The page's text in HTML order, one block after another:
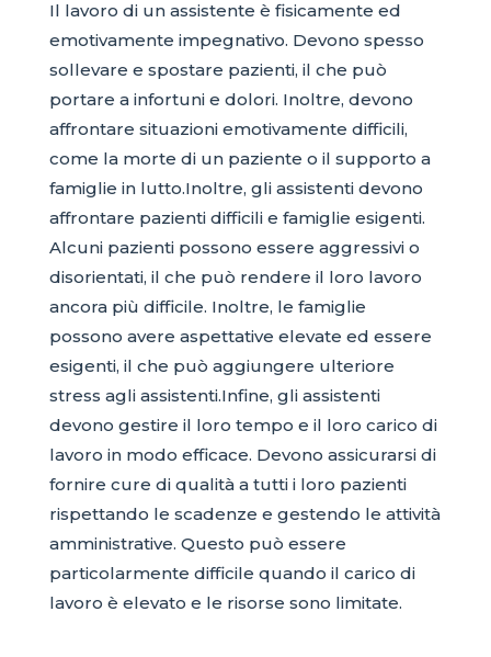
Il lavoro di un assistente è fisicamente ed
emotivamente impegnativo. Devono spesso
sollevare e spostare pazienti, il che può
portare a infortuni e dolori. Inoltre, devono
affrontare situazioni emotivamente difficili,
come la morte di un paziente o il supporto a
famiglie in lutto.Inoltre, gli assistenti devono
affrontare pazienti difficili e famiglie esigenti.
Alcuni pazienti possono essere aggressivi o
disorientati, il che può rendere il loro lavoro
ancora più difficile. Inoltre, le famiglie
possono avere aspettative elevate ed essere
esigenti, il che può aggiungere ulteriore
stress agli assistenti.Infine, gli assistenti
devono gestire il loro tempo e il loro carico di
lavoro in modo efficace. Devono assicurarsi di
fornire cure di qualità a tutti i loro pazienti
rispettando le scadenze e gestendo le attività
amministrative. Questo può essere
particolarmente difficile quando il carico di
lavoro è elevato e le risorse sono limitate.